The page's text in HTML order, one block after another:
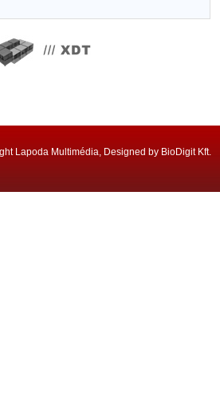
Lapoda Multimédia, Designed by BioDigit Kft.